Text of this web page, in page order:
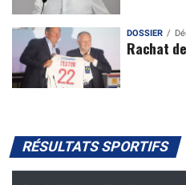
DOSSIER
Rachat
RÉSULTATS SPORTIFS